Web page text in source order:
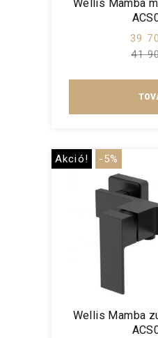
Wellis Mamba
39
41
Akció! -5%
Wellis Mamba